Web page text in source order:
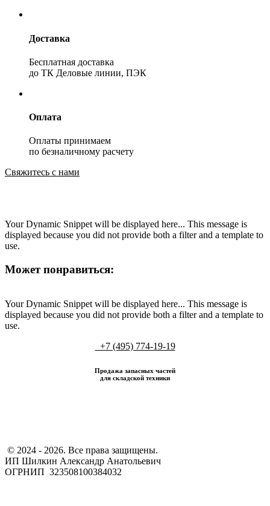
Доставка
Бесплатная доставка
до ТК Деловые линии, ПЭК
Оплата
Оплаты принимаем
по безналичному расчету
Свяжитесь с нами
Your Dynamic Snippet will be displayed here... This message is
displayed because you did not provide both a filter and a template to
use.
Может понравиться:
Your Dynamic Snippet will be displayed here... This message is
displayed because you did not provide both a filter and a template to
use.
+7 (495) 774-19-19
Продажа запасных частей
для складской техники
​ © 2024 - 2026. Все права защищены.
ИП Шилкин Александр Анатольевич
ОГРНИП 323508100384032